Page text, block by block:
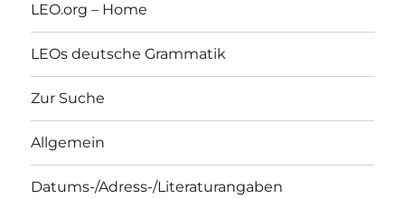
LEO.org – Home
LEOs deutsche Grammatik
Zur Suche
Allgemein
Datums-/Adress-/Literaturangaben